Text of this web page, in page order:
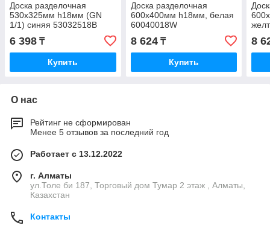
Доска разделочная
530х325мм h18мм (GN
1/1) синяя 53032518B
6 398 ₸
Купить
Доска разделочная
600х400мм h18мм, белая
60040018W
8 624₸
Купить
8
О нас
Рейтинг не сформирован
Менее 5 отзывов за последний год
Работает с 13.12.2022
г. Алматы
ул.Толе би 187, Торговый дом Тумар 2 этаж , Алматы,
Казахстан
Контакты